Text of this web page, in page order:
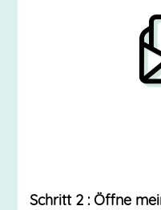
Schritt 2 : Öffne